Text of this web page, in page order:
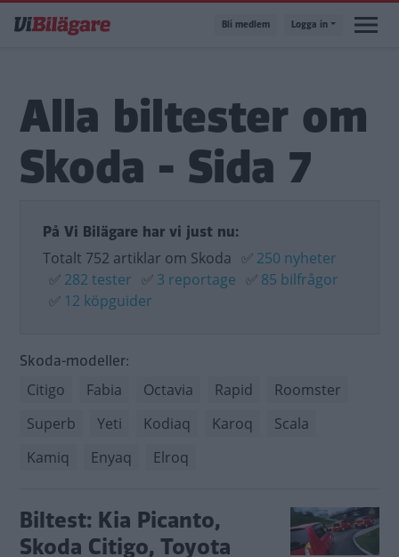
till
Bli medlem Logga in
Alla biltester om
Skoda - Sida 7
På Vi Bilägare har vi just nu:
Totalt 752 artiklar om Skoda ✅ 250 nyheter
✅ 282 tester ✅ 3 reportage ✅ 85 bilfrågor
✅ 12 köpguider
Skoda-modeller:
Citigo Fabia Octavia Rapid
Roomster
Superb
Yeti Kodiaq Karoq
Scala
Kamiq
Enyaq Elroq
Biltest: Kia Picanto,
Skoda Citigo, Toyota